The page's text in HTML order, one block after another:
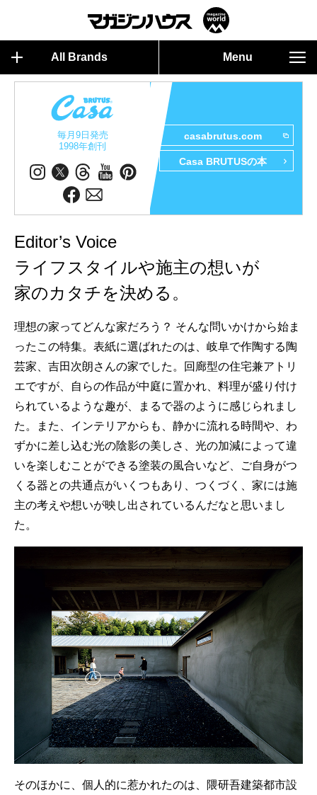
All Brands Menu
毎月9日発売
1998年創刊
casabrutus.com
Casa BRUTUSの本
Editor’s Voice
ライフスタイルや施主の想いが
家のカタチを決める。
理想の家ってどんな家だろう？ そんな問いかけから始ま
ったこの特集。表紙に選ばれたのは、岐阜で作陶する陶
芸家、吉田次朗さんの家でした。回廊型の住宅兼アトリ
エですが、自らの作品が中庭に置かれ、料理が盛り付け
られているような趣が、まるで器のように感じられまし
た。また、インテリアからも、静かに流れる時間や、わ
ずかに差し込む光の陰影の美しさ、光の加減によって違
いを楽しむことができる塗装の風合いなど、ご自身がつ
くる器との共通点がいくつもあり、つくづく、家には施
主の考えや想いが映し出されているんだなと思いまし
た。
そのほかに、個人的に惹かれたのは、隈研吾建築都市設